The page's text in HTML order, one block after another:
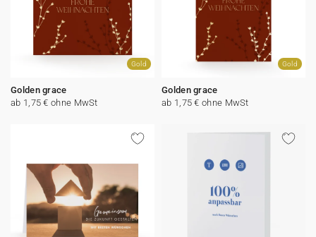
Gold
Golden grace
ab 1,75 € ohne MwSt
Gold
Golden grace
ab 1,75 € ohne MwSt